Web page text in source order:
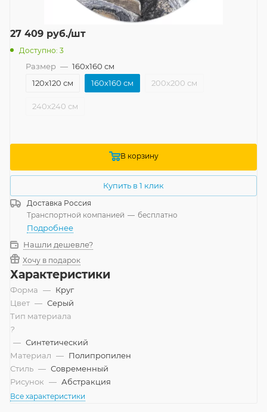
27 409 руб./шт
Доступно: 3
Размер — 160x160 см
120x120 см
160x160 см 200x200 см
240x240 см
В корзину
Купить в 1 клик
Доставка Россия
Транспортной компанией — бесплатно
Подробнее
Нашли дешевле?
Хочу в подарок
Характеристики
Форма — Круг
Цвет — Серый
Тип материала
?
— Синтетический
Материал — Полипропилен
Стиль — Современный
Рисунок — Абстракция
Все характеристики